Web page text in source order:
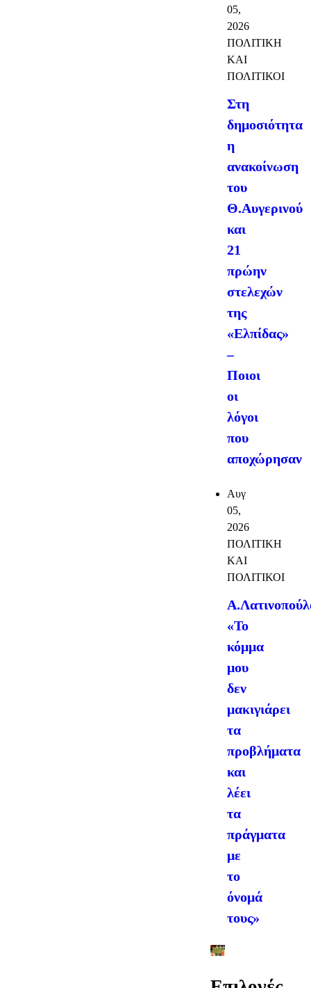
05,
2026
ΠΟΛΙΤΙΚΗ
ΚΑΙ
ΠΟΛΙΤΙΚΟΙ
Στη
δημοσιότητα
η
ανακοίνωση
του
Θ.Αυγερινού
και
21
πρώην
στελεχών
της
«Ελπίδας»
–
Ποιοι
οι
λόγοι
που
αποχώρησαν
Αυγ
05,
2026
ΠΟΛΙΤΙΚΗ
ΚΑΙ
ΠΟΛΙΤΙΚΟΙ
«Το
κόμμα
μου
δεν
μακιγιάρει
τα
προβλήματα
και
λέει
τα
πράγματα
με
το
όνομά
τους»